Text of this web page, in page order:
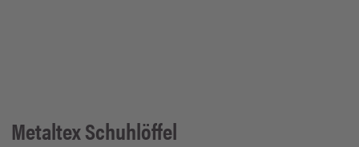
MetaltexSchuhlöffel